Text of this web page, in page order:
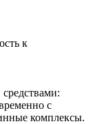
к
с
комплексы.